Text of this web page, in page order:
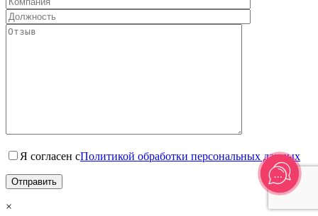
Я согласен сПолитикой обработки персональных данных
×